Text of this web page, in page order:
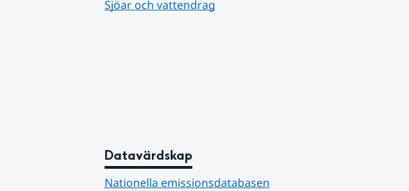
Sjöar och vattendrag
Datavärdskap
Nationella emissionsdatabasen